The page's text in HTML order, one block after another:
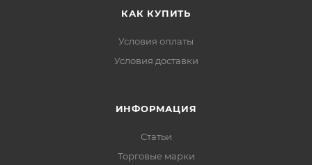
КАК КУПИТЬ
Условия оплаты
Условия доставки
ИНФОРМАЦИЯ
Статьи
Торговые марки